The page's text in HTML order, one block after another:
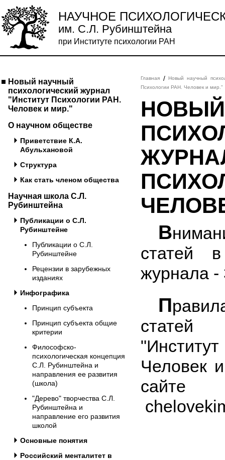
НАУЧНОЕ
им. С.Л. Рубинштейна
при Институте психологии РАН
Новый научный
психологический журнал
"Институт Психологии РАН.
Человек и мир."
О научном обществе
Приветствие К.А.
Абульхановой
Структура
Как стать членом общества
Научная школа С.Л.
Рубинштейна
Публикации о С.Л.
Рубинштейне
Публикации о С.Л.
Рубинштейне
Рецензии в зарубежных
изданиях
Инфографика
Принцип субъекта
Принцип субъекта общие
критерии
Философско-
психологическая концепция
С.Л. Рубинштейна и
направления ее развития
(школа)
"Дерево" творчества С.Л.
Рубинштейна и
направление его развития
школой
Основные понятия
Российский менталитет в
Главная /
Новый научный
Психологии РАН. Человек и мир."
В
статей
журнала -
П
Человек